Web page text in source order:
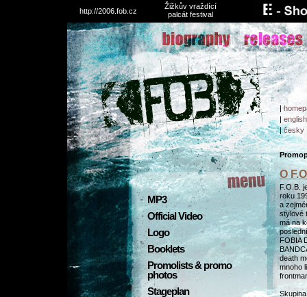
http://2006.fob.cz
Žižkův vraždící
palcát festival
|
| english
|česky
MP3
Official Video
Logo
Booklets
Promolists & promo
photos
Stageplan
O
F.O.B.
roku
a
stylové
má na
FOBIA
death
mnoho